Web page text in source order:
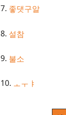
7. 좋댓구알
8. 설참
9. 불소
10. ㅗㅜㅑ